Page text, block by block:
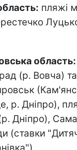
пляжі
область:
(р. Вовча) та
р. Дніпро),
Дніпро),
(ставки